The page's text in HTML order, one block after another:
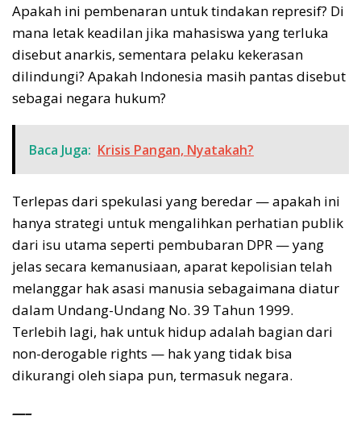
Apakah ini pembenaran untuk tindakan represif? Di
mana letak keadilan jika mahasiswa yang terluka
disebut anarkis, sementara pelaku kekerasan
dilindungi? Apakah Indonesia masih pantas disebut
sebagai negara hukum?
Baca Juga: Krisis Pangan, Nyatakah?
Terlepas dari spekulasi yang beredar — apakah ini
hanya strategi untuk mengalihkan perhatian publik
dari isu utama seperti pembubaran DPR — yang
jelas secara kemanusiaan, aparat kepolisian telah
melanggar hak asasi manusia sebagaimana diatur
dalam Undang-Undang No. 39 Tahun 1999.
Terlebih lagi, hak untuk hidup adalah bagian dari
non-derogable rights — hak yang tidak bisa
dikurangi oleh siapa pun, termasuk negara.
—–